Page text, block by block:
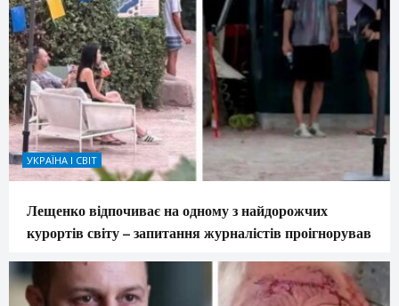
УКРАЇНА І СВІТ
Лещенко відпочиває на одному з найдорожчих
курортів світу – запитання журналістів проігнорував